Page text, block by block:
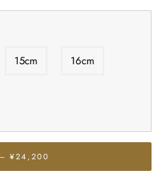
15cm
16cm
¥24,200